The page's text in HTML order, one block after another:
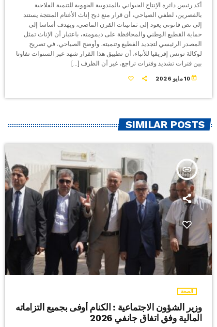
أكد رئيس دائرة الإنتاج الحيواني بالمندوبية الجهوية للتنمية الفلاحية
بالقصرين، لطفي الصياحي، أن قرار منع ذبح إناث الأغنام المنتجة يستند
إلى نص قانوني يعود إلى ثمانينات القرن الماضي، ويهدف أساسا إلى
حماية القطيع الوطني والمحافظة على ديمومته، باعتبار أن الإناث تمثل
المصدر الرئيسي لتجديد القطيع وتنميته. وأوضح الصياحي، في تصريح
لوكالة تونس إفريقيا للأنباء، أن تطبيق هذا القرار شهد عبر السنوات تفاوتا
بين فترات تشديد وفترات تراجع، غير أن الظرف […]
today 10 مايو 2026
SIMILAR POSTS
insert_link
الصحة
وزير الشؤون الاجتماعية : الكنام أوفى بجميع التزاماته
المالية وفق اتفاق جانفي 2026